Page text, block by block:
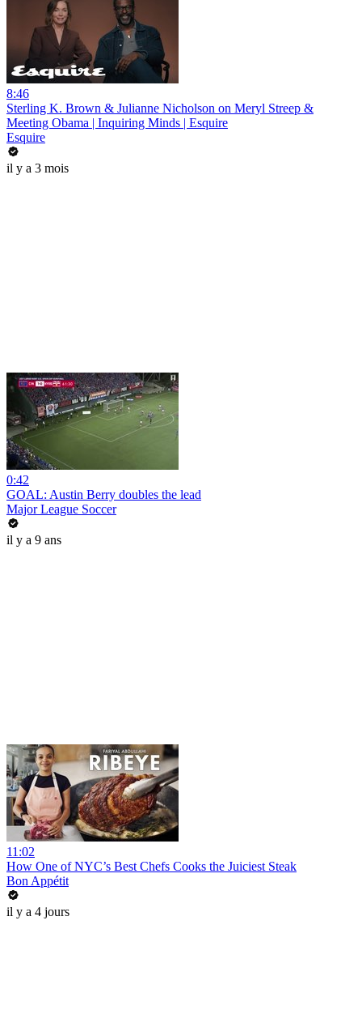
8:46
Sterling K. Brown & Julianne Nicholson on Meryl Streep &
Meeting Obama | Inquiring Minds | Esquire
Esquire
il y a 3 mois
0:42
GOAL: Austin Berry doubles the lead
Major League Soccer
il y a 9 ans
11:02
How One of NYC’s Best Chefs Cooks the Juiciest Steak
Bon Appétit
il y a 4 jours